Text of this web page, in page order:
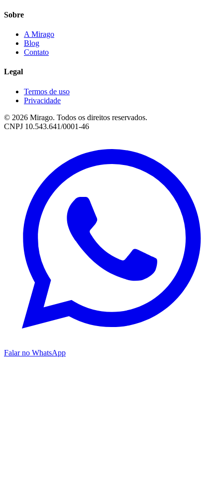
Sobre
A Mirago
Blog
Contato
Legal
Termos de uso
Privacidade
© 2026 Mirago. Todos os direitos reservados.
CNPJ 10.543.641/0001-46
Falar no WhatsApp